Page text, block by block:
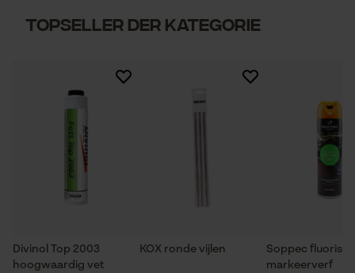
Topseller der Kategorie
Divinol Top 2003
hoogwaardig vet
KOX ronde vijlen
Soppec
markeerverf